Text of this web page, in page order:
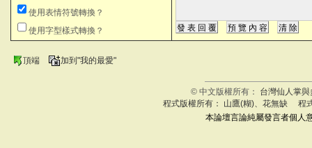
使用表情符號轉換？
使用字型樣式轉換？
頂端 加到"我的最愛"
© 中文版權所有： 台灣仙人掌
程式版權所有： 山鷹(糊)、花無缺 程
本論壇言論純屬發言者個人